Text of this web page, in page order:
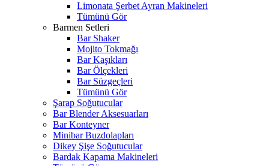
Limonata Şerbet Ayran Makineleri
Tümünü Gör
Barmen Setleri
Bar Shaker
Mojito Tokmağı
Bar Kaşıkları
Bar Ölçekleri
Bar Süzgeçleri
Tümünü Gör
Şarap Soğutucular
Bar Blender Aksesuarları
Bar Konteyner
Minibar Buzdolapları
Dikey Şişe Soğutucular
Bardak Kapama Makineleri